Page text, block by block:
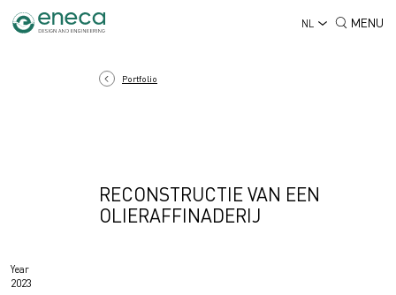
NL MENU
Year
2023
Portfolio
RECONSTRUCTIE VAN EEN
OLIERAFFINADERIJ